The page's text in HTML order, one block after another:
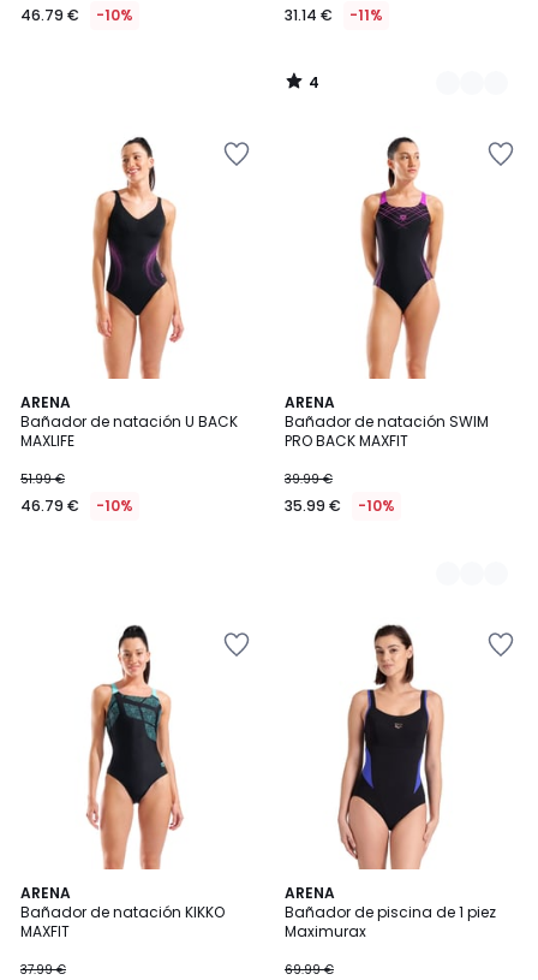
46.79 € -10% 31.14 € -11%
4
/
ARENA
Bañador de natación U BACK
MAXLIFE
51.99 €
46.79 € -10%
ARENA
Bañador de natación SWIM
PRO BACK MAXFIT
39.99 €
35.99 € -10%
2
Colores
ARENA
Bañador de natación KIKKO
MAXFIT
37.99 €
ARENA
Bañador de piscina de 1 piez
Maximurax
69.99 €
4,5
/ 5